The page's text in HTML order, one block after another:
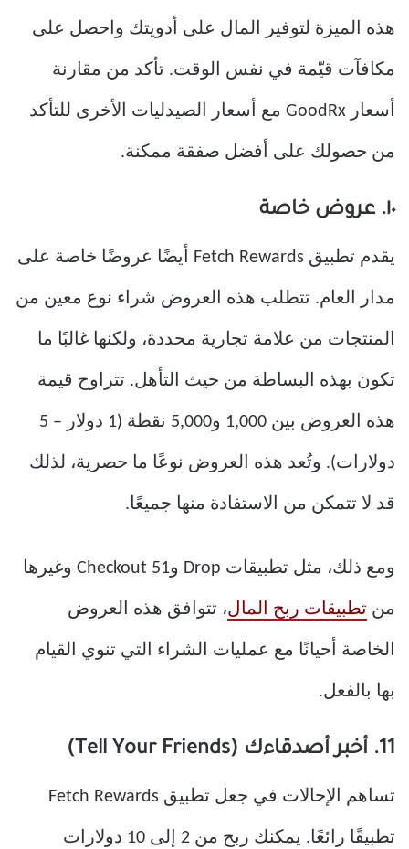
هذه الميزة لتوفير المال على أدويتك واحصل على
مكافآت قيّمة في نفس الوقت. تأكد من مقارنة
أسعار GoodRx مع أسعار الصيدليات الأخرى للتأكد
من حصولك على أفضل صفقة ممكنة.
١٠. عروض خاصة
يقدم تطبيق Fetch Rewards أيضًا عروضًا خاصة على
مدار العام. تتطلب هذه العروض شراء نوع معين من
المنتجات من علامة تجارية محددة، ولكنها غالبًا ما
تكون بهذه البساطة من حيث التأهل. تتراوح قيمة
هذه العروض بين 1,000 و5,000 نقطة (1 دولار – 5
دولارات). وتُعد هذه العروض نوعًا ما حصرية، لذلك
قد لا تتمكن من الاستفادة منها جميعًا.
ومع ذلك، مثل تطبيقات Drop وCheckout 51 وغيرها
من تطبيقات ربح المال، تتوافق هذه العروض
الخاصة أحيانًا مع عمليات الشراء التي تنوي القيام
بها بالفعل.
11. أخبر أصدقاءك (Tell Your Friends)
تساهم الإحالات في جعل تطبيق Fetch Rewards
تطبيقًا رائعًا. يمكنك ربح من 2 إلى 10 دولارات